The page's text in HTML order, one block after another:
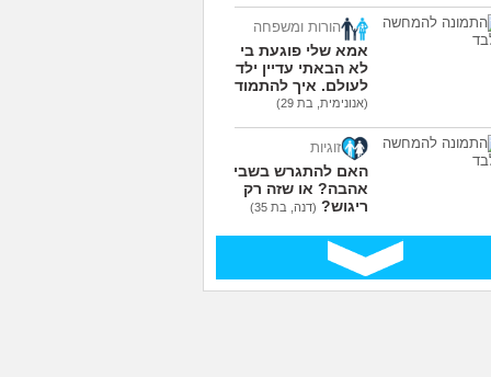
הורות ומשפחה
אמא שלי פוגעת בי כי
לא הבאתי עדיין ילדים
לעולם. איך להתמודד?
(אנונימית, בת 29)
זוגיות
האם להתגרש בשביל
אהבה? או שזה רק
ריגוש? (דנה, בת 35)